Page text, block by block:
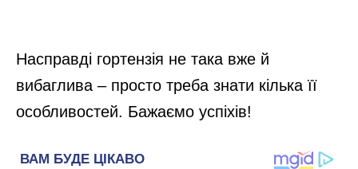
Насправді гортензія не така вже й
вибаглива – просто треба знати кілька її
особливостей. Бажаємо успіхів!